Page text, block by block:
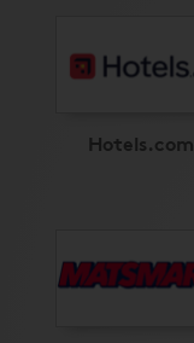
Hotels.com